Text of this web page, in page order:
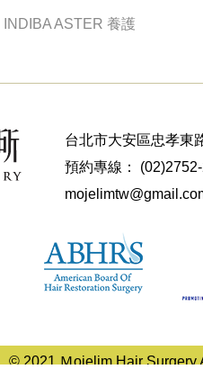
INDIBA ASTER 養護
台北市大安區忠孝東
預約專線：
© 2021 Ｍojelim Hair Surgery